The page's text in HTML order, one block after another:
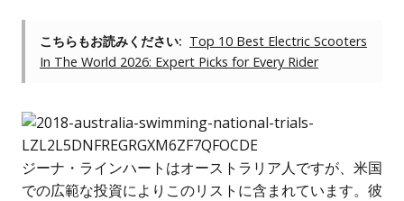
こちらもお読みください: Top 10 Best Electric Scooters
In The World 2026: Expert Picks for Every Rider
ジーナ・ラインハートはオーストラリア人ですが、米国
での広範な投資によりこのリストに含まれています。彼